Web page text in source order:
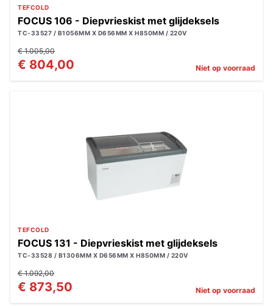
TEFCOLD
FOCUS 106 - Diepvrieskist met glijdeksels
TC-33527 / B1056MM X D656MM X H850MM / 220V
€ 1.005,00
€ 804,00 Niet op voorraad
TEFCOLD
FOCUS 131 - Diepvrieskist met glijdeksels
TC-33528 / B1306MM X D656MM X H850MM / 220V
€ 1.092,00
€ 873,50 Niet op voorraad